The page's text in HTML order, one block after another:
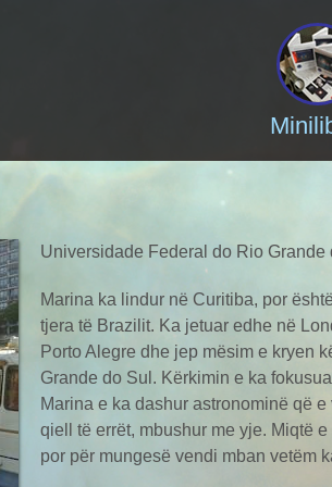
Universidade Federal do Rio Grande
Marina ka lindur në Curitiba, por
tjera të Brazilit. Ka jetuar edhe në
Porto Alegre dhe jep mësim e kryen
Grande do Sul. Kërkimin e ka
Marina e ka dashur astronominë që
qiell të errët, mbushur me yje. Miqtë
por për mungesë vendi mban vetëm